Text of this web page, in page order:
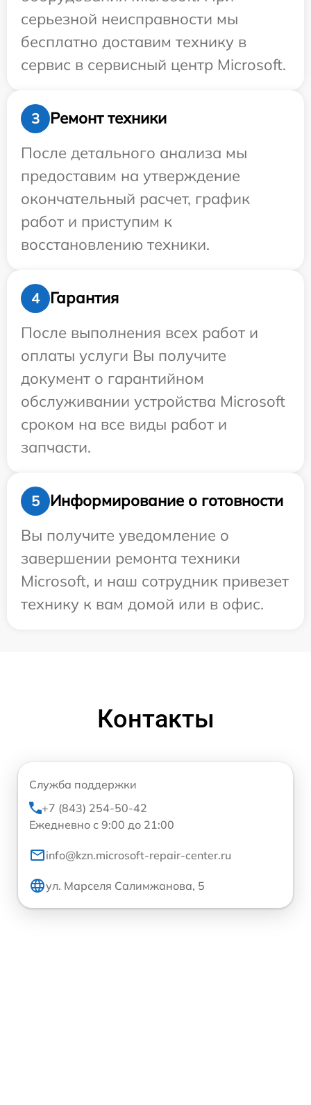
серьезной неисправности мы
бесплатно доставим технику в
сервис в сервисный центр Microsoft.
3
Ремонт техники
После детального анализа мы
предоставим на утверждение
окончательный расчет, график
работ и приступим к
восстановлению техники.
4
Гарантия
После выполнения всех работ и
оплаты услуги Вы получите
документ о гарантийном
обслуживании устройства Microsoft
сроком на все виды работ и
запчасти.
5
Информирование о готовности
Вы получите уведомление о
завершении ремонта техники
Microsoft, и наш сотрудник привезет
технику к вам домой или в офис.
Контакты
Служба поддержки
+7 (843) 254-50-42
Ежедневно с 9:00 до 21:00
info@kzn.microsoft-repair-center.ru
ул. Марселя Салимжанова, 5